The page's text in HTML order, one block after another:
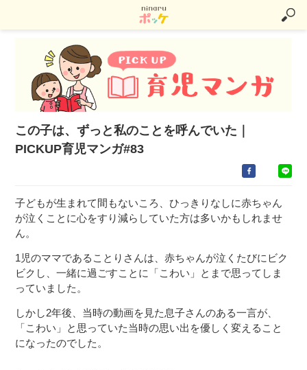
この子は、ずっと私のことを呼んでいた｜
PICKUP育児マンガ#83
子どもが生まれて間もないころ、ひっきりなしに赤ちゃん
が泣くことに心をすり減らしていた方は多いかもしれませ
ん。
1児のママであることりさんは、赤ちゃんが泣くたびにビク
ビクし、一緒に過ごすことに「こわい」とまで思ってしま
っていました。
しかし2年後、当時の動画を見た息子さんのある一言が、
「こわい」と思っていた当時の思い出を優しく変えること
になったのでした。